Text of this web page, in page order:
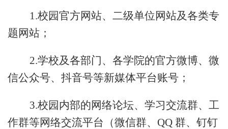
1.校园官方网站、二级单位网站及各类专
题网站；
2.学校及各部门、各学院的官方微博、微
信公众号、抖音号等新媒体平台账号；
3.校园内部的网络论坛、学习交流群、工
作群等网络交流平台（微信群、 QQ 群、钉钉